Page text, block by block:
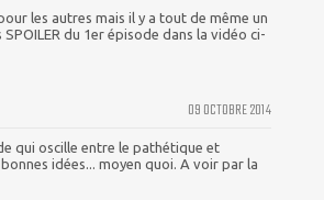
les autres mais il y a tout de même un
du 1er épisode dans la vidéo ci-
09 OCTOBRE 2014
qui oscille entre le pathétique et
idées... moyen quoi. A voir par la